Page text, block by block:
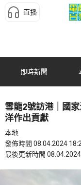
直播
即時新聞
雪龍2號訪港｜國
洋作出貢獻
本地
發佈時間 08.04.2024
最後更新時間